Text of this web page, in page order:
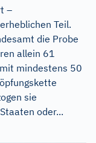
–
Teil.
die Probe
allein 61
mindestens 50
sie
oder...